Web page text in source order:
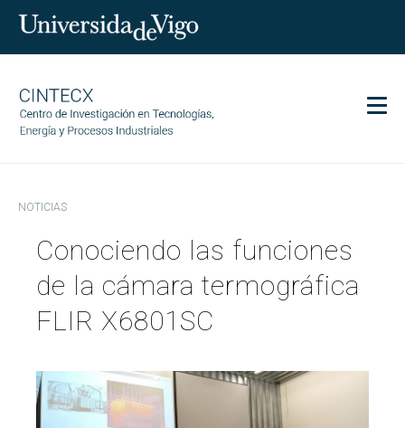
Investigación
Transferencia
Servicios
Igualdad
NOTICIAS
Conociendo las funciones
de la cámara termográfica
FLIR X6801SC